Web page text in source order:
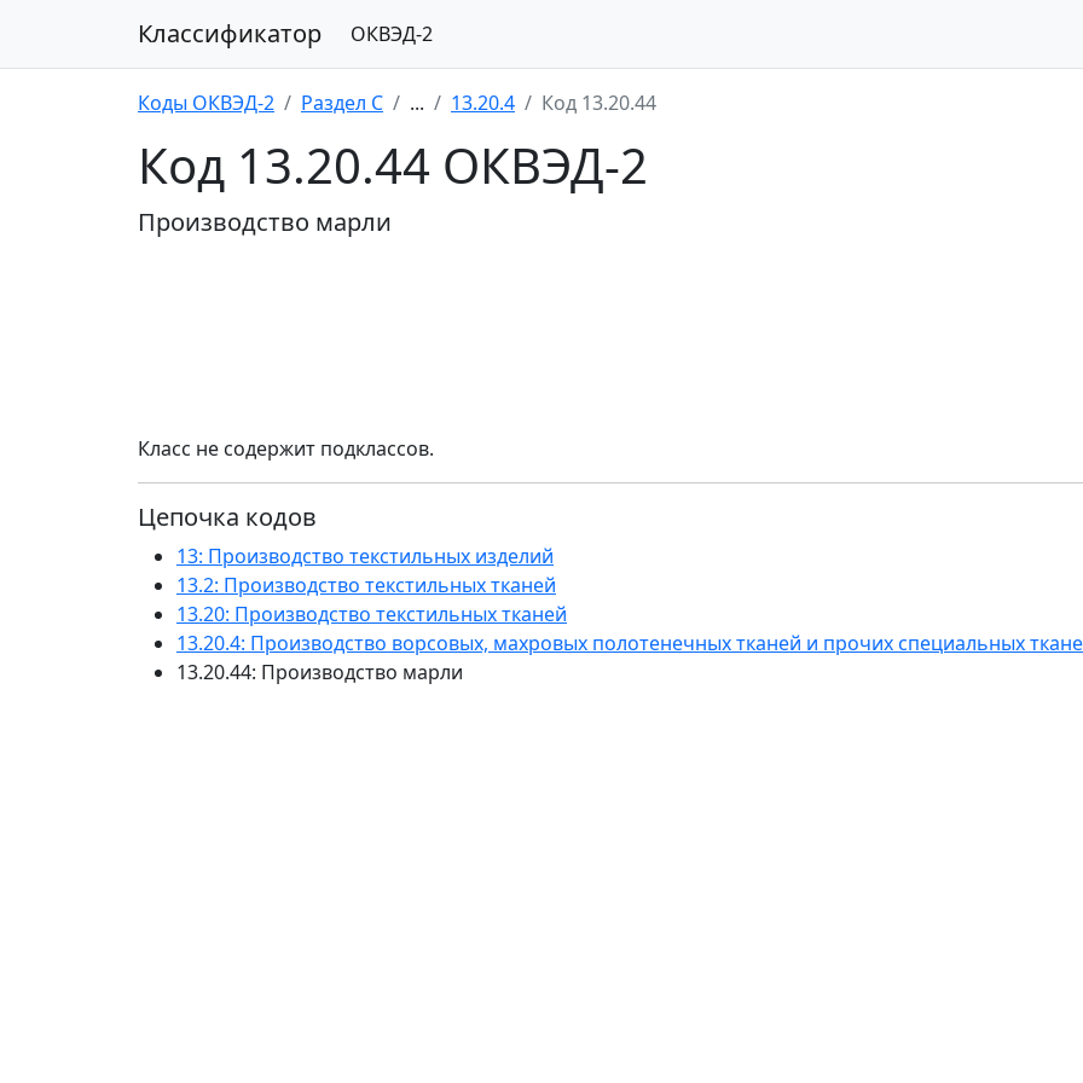
Классификатор ОКВЭД-2
Коды ОКВЭД-2 Раздел C ... 13.20.4 Код 13.20.44
Код 13.20.44 ОКВЭД-2
Производство марли
Класс не содержит подклассов.
Цепочка кодов
13: Производство текстильных изделий
13.2: Производство текстильных тканей
13.20: Производство текстильных тканей
13.20.4: Производство ворсовых, махровых полотенечных тканей и прочих специальных
13.20.44: Производство марли